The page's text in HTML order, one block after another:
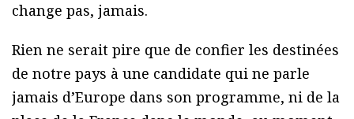
change pas, jamais.
Rien ne serait pire que de confier les destinées
de notre pays à une candidate qui ne parle
jamais d’Europe dans son programme, ni de la